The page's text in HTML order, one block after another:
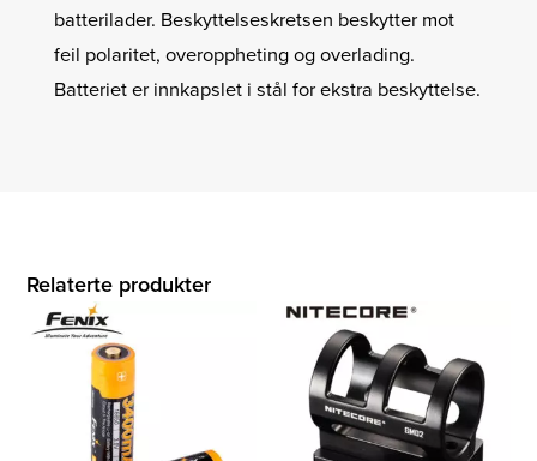
batterilader. Beskyttelseskretsen beskytter mot
feil polaritet, overoppheting og overlading.
Batteriet er innkapslet i stål for ekstra beskyttelse.
Relaterte produkter